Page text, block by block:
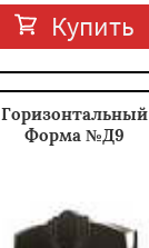
Купить
Горизонтальный
Форма №Д9